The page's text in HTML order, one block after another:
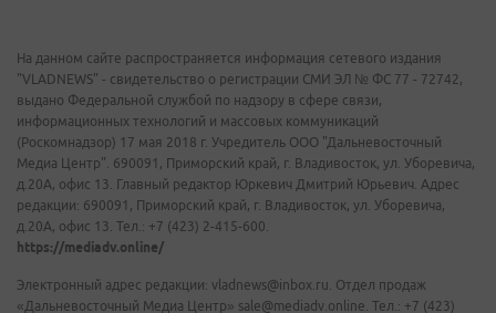
На данном сайте распространяется информация сетевого издания
"VLADNEWS" - свидетельство о регистрации СМИ ЭЛ № ФС 77 - 72742,
выдано Федеральной службой по надзору в сфере связи,
информационных технологий и массовых коммуникаций
(Роскомнадзор) 17 мая 2018 г. Учредитель ООО "Дальневосточный
Медиа Центр". 690091, Приморский край, г. Владивосток, ул. Уборевича,
д.20А, офис 13. Главный редактор Юркевич Дмитрий Юрьевич. Адрес
редакции: 690091, Приморский край, г. Владивосток, ул. Уборевича,
д.20А, офис 13. Тел.: +7 (423) 2-415-600.
https://mediadv.online/
Электронный адрес редакции: vladnews@inbox.ru. Отдел продаж
«Дальневосточный Медиа Центр» sale@mediadv.online. Тел.: +7 (423)